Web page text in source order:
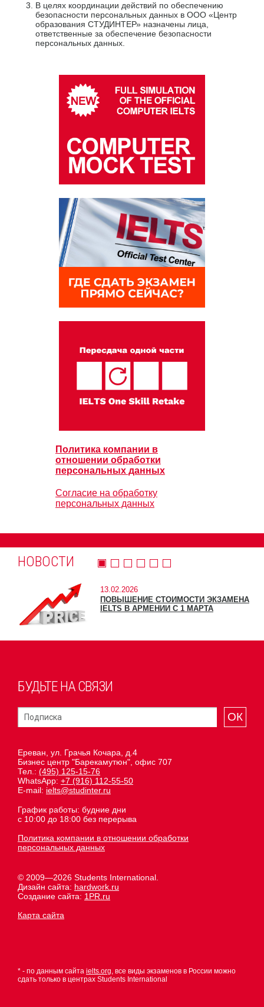
В целях координации действий по обеспечению
безопасности персональных данных в ООО «Центр
образования СТУДИНТЕР» назначены лица,
ответственные за обеспечение безопасности
персональных данных.
Политика компании в
отношении обработки
персональных данных
Согласие на обработку
персональных данных
НОВОСТИ
13.02.2026
ПОВЫШЕНИЕ СТОИМОСТИ ЭКЗАМЕНА
IELTS В АРМЕНИИ С 1 МАРТА
БУДЬТЕ НА СВЯЗИ
ОК
Ереван, ул. Грачья Кочара, д.4
Бизнес центр "Барекамутюн", офис 707
Тел.: (495) 125-15-76
WhatsApp: +7 (916) 112-55-50
E-mail: ielts@studinter.ru
График работы: будние дни
с 10:00 до 18:00 без перерыва
Политика компании в отношении обработки
персональных данных
© 2009—2026 Students International.
Дизайн сайта: hardwork.ru
Создание сайта: 1PR.ru
Карта сайта
* - по данным сайта ielts.org, все виды экзаменов в России можно
сдать только в центрах Students International